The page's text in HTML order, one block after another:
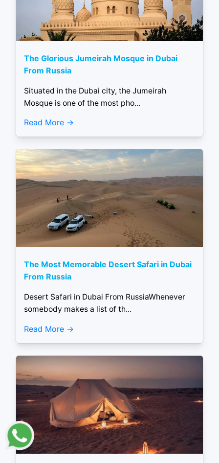
The Glorious Jumeirah Mosque in Dubai
From Russia
Situated in the Dubai city, the Jumeirah
Mosque is one of the most pho...
Read More
The Most Memorable Desert Safari in Dubai
From Russia
Desert Safari in Dubai From RussiaWhenever
somebody makes a list of th...
Read More